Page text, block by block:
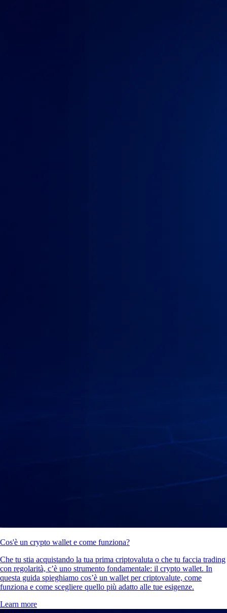
Cos'è un crypto wallet e come funziona?
Che tu stia acquistando la tua prima criptovaluta o che tu faccia trading
con regolarità, c’è uno strumento fondamentale: il crypto wallet. In
questa guida spieghiamo cos’è un wallet per criptovalute, come
funziona e come scegliere quello più adatto alle tue esigenze.
Learn more